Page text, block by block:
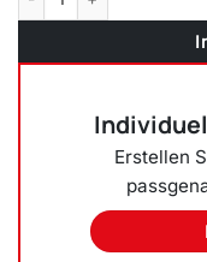
Erstellen